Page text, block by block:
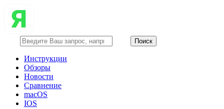
Инструкции
Обзоры
Новости
Сравнение
macOS
IOS